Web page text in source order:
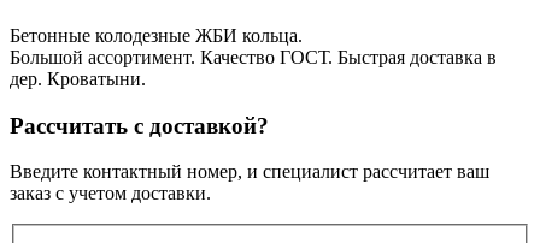
Бетонные колодезные ЖБИ кольца.
Большой ассортимент. Качество ГОСТ. Быстрая доставка в
дер. Кроватыни.
Рассчитать с доставкой?
Введите контактный номер, и специалист рассчитает ваш
заказ с учетом доставки.